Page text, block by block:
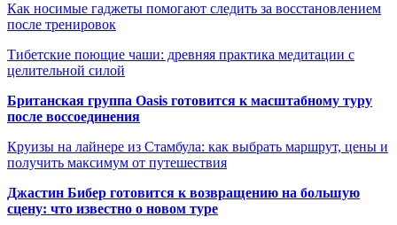
Как носимые гаджеты помогают следить за восстановлением
после тренировок
Тибетские поющие чаши: древняя практика медитации с
целительной силой
Британская группа Oasis готовится к масштабному туру
после воссоединения
Круизы на лайнере из Стамбула: как выбрать маршрут, цены и
получить максимум от путешествия
Джастин Бибер готовится к возвращению на большую
сцену: что известно о новом туре